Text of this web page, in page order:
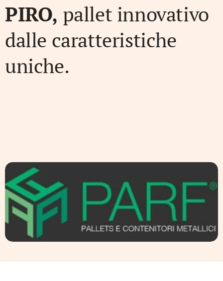
PIRO, pallet innovativo
dalle caratteristiche
uniche.